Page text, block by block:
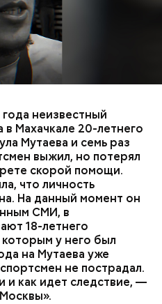
неизвестный
Махачкале 20-летнего
Мутаева и семь раз
выжил, но потерял
скорой помощи.
что личность
На данный момент он
СМИ, в
18-летнего
у него был
на Мутаева уже
не пострадал.
и как идет следствие, —
возвращался домой с
дома на улице
бойца напал
из подъезда, выстрелил
полицию и скорую
бессильны —
в больницу.
КОМИТЕТ
ММА
СМЕРТЬ